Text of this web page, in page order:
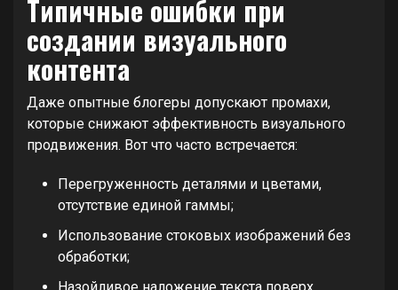
Типичные ошибки при
создании визуального
контента
Даже опытные блогеры допускают промахи,
которые снижают эффективность визуального
продвижения. Вот что часто встречается:
Перегруженность деталями и цветами,
отсутствие единой гаммы;
Использование стоковых изображений без
обработки;